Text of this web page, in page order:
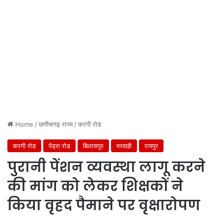
Home /छत्तीसगढ़ राज्य/करगी रोड
करगी रोड पेंड्रा रोड बिलासपुर मरवाही रायपुर
पुरानी पेंशन व्यवस्था लागू करने
की मांग को लेकर शिक्षकों ने
किया वृहद पैमाने पर वृक्षारोपण